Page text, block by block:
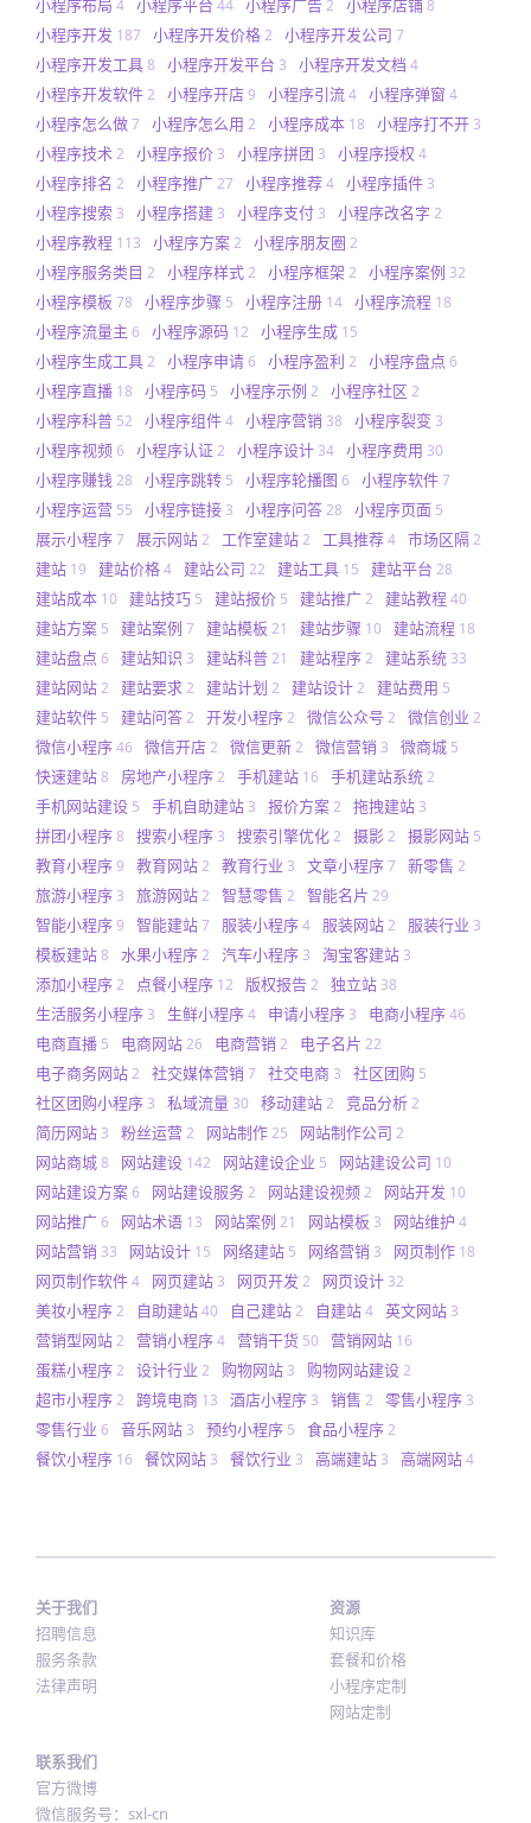
小程序布局 4 小程序平台 44 小程序广告2 小程序店铺8
小程序开发 187 小程序开发价格2 小程序开发公司 7
小程序开发工具8 小程序开发平台 3 小程序开发文档 4
小程序开发软件2 小程序开店9 小程序引流4 小程序弹窗 4
小程序怎么做7 小程序怎么用 2 小程序成本 18 小程序打不开 3
小程序技术2 小程序报价 3 小程序拼团 3 小程序授权 4
小程序排名 2 小程序推广27 小程序推荐4 小程序插件 3
小程序搜索 3 小程序搭建 3 小程序支付 3 小程序改名字 2
小程序教程 113 小程序方案2 小程序朋友圈 2
小程序服务类目 2 小程序样式2 小程序框架 2 小程序案例 32
小程序模板 78 小程序步骤 5 小程序注册 14 小程序流程 18
小程序流量主 6 小程序源码 12 小程序生成 15
小程序生成工具2 小程序申请6 小程序盈利 2 小程序盘点 6
小程序直播 18 小程序码 5 小程序示例 2 小程序社区 2
小程序科普 52 小程序组件4 小程序营销 38 小程序裂变 3
小程序视频6 小程序认证2 小程序设计 34 小程序费用 30
小程序赚钱28 小程序跳转 5 小程序轮播图 6 小程序软件7
小程序运营 55 小程序链接 3 小程序问答28 小程序页面 5
展示小程序7 展示网站2 工作室建站2 工具推荐4 市场区隔2
建站 19 建站价格4 建站公司 22 建站工具 15 建站平台 28
建站成本 10 建站技巧 5 建站报价 5 建站推广2 建站教程40
建站方案 5 建站案例 7 建站模板 21 建站步骤 10 建站流程 18
建站盘点 6 建站知识 3 建站科普21 建站程序2 建站系统 33
建站网站2 建站要求2 建站计划 2 建站设计2 建站费用 5
建站软件 5 建站问答2 开发小程序2 微信公众号 2 微信创业 2
微信小程序46 微信开店2 微信更新2 微信营销 3 微商城 5
快速建站8 房地产小程序2 手机建站 16 手机建站系统2
手机网站建设 5 手机自助建站 3 报价方案2 拖拽建站 3
拼团小程序8 搜索小程序 3 搜索引擎优化2 摄影2 摄影网站 5
教育小程序9 教育网站2 教育行业 3 文章小程序7 新零售 2
旅游小程序 3 旅游网站2 智慧零售 2 智能名片 29
智能小程序9 智能建站7 服装小程序4 服装网站2 服装行业 3
模板建站8 水果小程序2 汽车小程序 3 淘宝客建站 3
添加小程序2 点餐小程序 12 版权报告2 独立站 38
生活服务小程序 3 生鲜小程序4 申请小程序 3 电商小程序46
电商直播 5 电商网站26 电商营销 2 电子名片 22
电子商务网站2 社交媒体营销 7 社交电商 3 社区团购 5
社区团购小程序 3 私域流量 30 移动建站2 竞品分析2
简历网站 3 粉丝运营2 网站制作25 网站制作公司 2
网站商城8 网站建设 142 网站建设企业 5 网站建设公司 10
网站建设方案6 网站建设服务2 网站建设视频2 网站开发 10
网站推广6 网站术语 13 网站案例 21 网站模板 3 网站维护 4
网站营销 33 网站设计 15 网络建站 5 网络营销 3 网页制作 18
网页制作软件4 网页建站 3 网页开发 2 网页设计 32
美妆小程序2 自助建站40 自己建站2 自建站4 英文网站 3
营销型网站2 营销小程序4 营销干货 50 营销网站 16
蛋糕小程序2 设计行业 2 购物网站 3 购物网站建设2
超市小程序2 跨境电商 13 酒店小程序 3 销售 2 零售小程序 3
零售行业 6 音乐网站 3 预约小程序 5 食品小程序2
餐饮小程序 16 餐饮网站 3 餐饮行业 3 高端建站 3 高端网站4
关于我们
招聘信息
服务条款
法律声明
资源
知识库
套餐和价格
小程序定制
网站定制
联系我们
官方微博
微信服务号：sxl-cn